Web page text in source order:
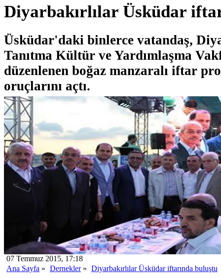
Diyarbakırlılar Üsküdar
Üsküdar'daki binlerce vatandaş,
Tanıtma Kültür ve Yardımlaşma
düzenlenen boğaz manzaralı iftar
oruçlarını açtı.
07 Temmuz 2015, 17:18
Ana Sayfa » Dernekler» Diyarbakırlılar Üsküdar iftarında buluştu